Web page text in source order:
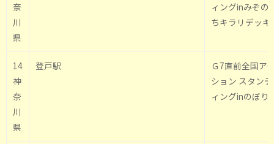
奈
川
県
ィングinみぞの
ちキラリデッキ
14
神
奈
川
県
登戸駅
Ｇ7直前全国ア
ション スタンデ
ィングinのぼり